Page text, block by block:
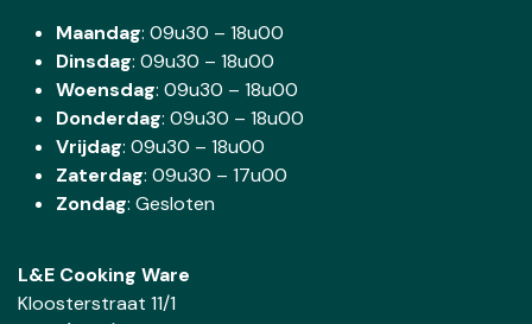
Maandag: 09u30 – 18u00
Dinsdag: 09u30 – 18u00
Woensdag: 09u30 – 18u00
Donderdag: 09u30 – 18u00
Vrijdag: 09u30 – 18u00
Zaterdag: 09u30 – 17u00
Zondag: Gesloten
L&E Cooking Ware
Kloosterstraat 11/1